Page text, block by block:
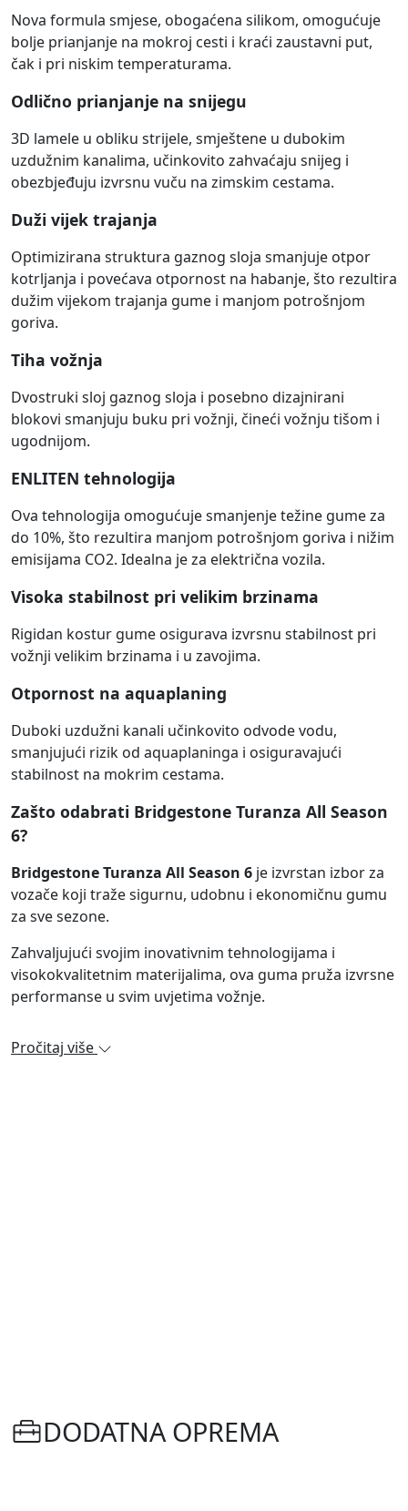
Nova formula smjese, obogaćena silikom, omogućuje
bolje prianjanje na mokroj cesti i kraći zaustavni put,
čak i pri niskim temperaturama.
Odlično prianjanje na snijegu
3D lamele u obliku strijele, smještene u dubokim
uzdužnim kanalima, učinkovito zahvaćaju snijeg i
obezbjeđuju izvrsnu vuču na zimskim cestama.
Duži vijek trajanja
Optimizirana struktura gaznog sloja smanjuje otpor
kotrljanja i povećava otpornost na habanje, što rezultira
dužim vijekom trajanja gume i manjom potrošnjom
goriva.
Tiha vožnja
Dvostruki sloj gaznog sloja i posebno dizajnirani
blokovi smanjuju buku pri vožnji, čineći vožnju tišom i
ugodnijom.
ENLITEN tehnologija
Ova tehnologija omogućuje smanjenje težine gume za
do 10%, što rezultira manjom potrošnjom goriva i nižim
emisijama CO2. Idealna je za električna vozila.
Visoka stabilnost pri velikim brzinama
Rigidan kostur gume osigurava izvrsnu stabilnost pri
vožnji velikim brzinama i u zavojima.
Otpornost na aquaplaning
Duboki uzdužni kanali učinkovito odvode vodu,
smanjujući rizik od aquaplaninga i osiguravajući
stabilnost na mokrim cestama.
Zašto odabrati Bridgestone Turanza All Season
6?
Bridgestone Turanza All Season 6 je izvrstan izbor za
vozače koji traže sigurnu, udobnu i ekonomičnu gumu
za sve sezone.
Zahvaljujući svojim inovativnim tehnologijama i
visokokvalitetnim materijalima, ova guma pruža izvrsne
performanse u svim uvjetima vožnje.
Pročitaj više
DODATNA OPREMA